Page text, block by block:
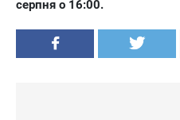
серпня о 16:00.